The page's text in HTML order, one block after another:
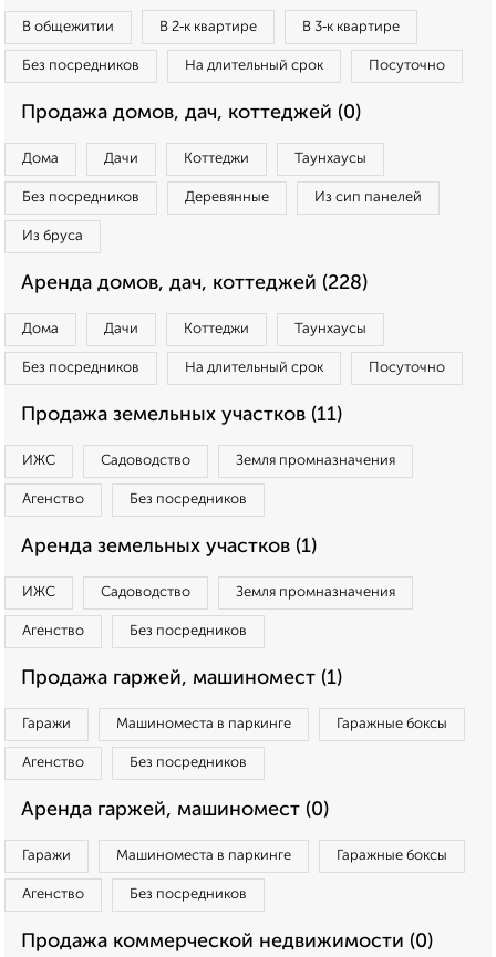
В общежитии В 2‑к квартире В 3‑к квартире
Без посредников На длительный срок Посуточно
Продажа домов, дач, коттеджей (0)
Дома Дачи Коттеджи Таунхаусы
Без посредников Деревянные Из сип панелей
Из бруса
Аренда домов, дач, коттеджей (228)
Дома Дачи Коттеджи Таунхаусы
Без посредников На длительный срок Посуточно
Продажа земельных участков (11)
ИЖС Садоводство Земля промназначения
Агенство Без посредников
Аренда земельных участков (1)
ИЖС Садоводство Земля промназначения
Агенство Без посредников
Продажа гаржей, машиномест (1)
Гаражи Машиноместа в паркинге Гаражные боксы
Агенство Без посредников
Аренда гаржей, машиномест (0)
Гаражи Машиноместа в паркинге Гаражные боксы
Агенство Без посредников
Продажа коммерческой недвижимости (0)